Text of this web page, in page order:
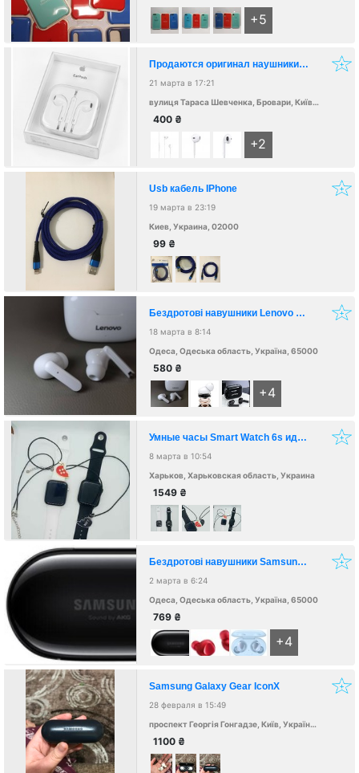
+5
Продаются оригинал наушники Б\У на айфон.
21 марта в 17:21
вулиця Тараса Шевченка, Бровари, Київська обл., Украина, 07400
400 ₴
+2
Usb кабель IPhone
19 марта в 23:19
Киев, Украина, 02000
99 ₴
Бездротові навушники Lenovo XT90 BLACK WHITE
18 марта в 8:14
Одеса, Одеська область, Україна, 65000
580 ₴
+4
Умные часы Smart Watch 6s идут с подарочным кулоном "Love" для влюбленых пар
8 марта в 10:54
Харьков, Харьковская область, Украина
1549 ₴
Бездротові навушники Samsung Galaxy Buds +
2 марта в 6:24
Одеса, Одеська область, Україна, 65000
769 ₴
+4
Samsung Galaxy Gear IconX
28 февраля в 15:49
проспект Георгія Гонгадзе, Київ, Україна, 02000
1100 ₴